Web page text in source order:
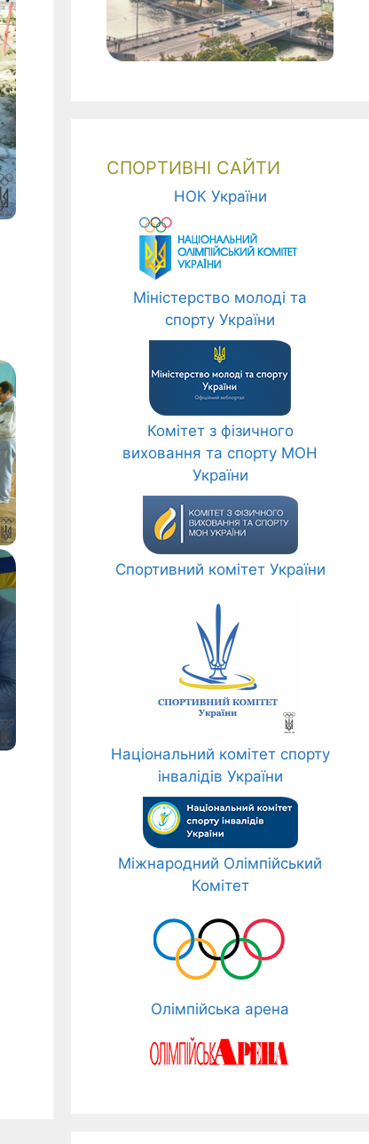
СПОРТИВНІ САЙТИ
НОК України
Міністерство молоді та
спорту України
Комітет з фізичного
виховання та спорту МОН
України
Спортивний комітет України
Національний комітет спорту
інвалідів України
Міжнародний Олімпійський
Комітет
Олімпійська арена